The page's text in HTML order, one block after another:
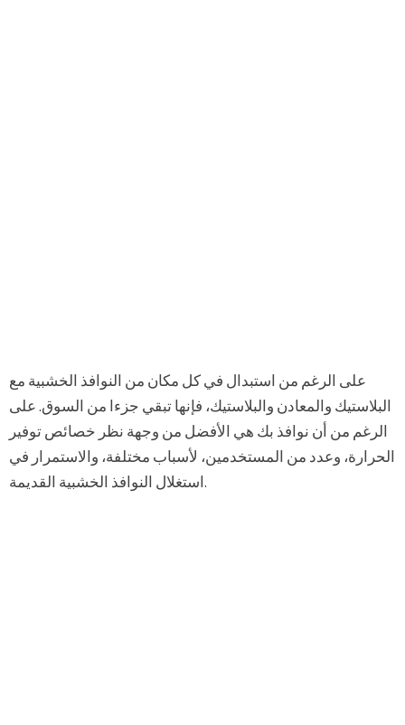
على الرغم من استبدال في كل مكان من النوافذ الخشبية مع
البلاستيك والمعادن والبلاستيك، فإنها تبقي جزءا من السوق. على
الرغم من أن نوافذ بك هي الأفضل من وجهة نظر خصائص توفير
الحرارة، وعدد من المستخدمين، لأسباب مختلفة، والاستمرار في
استغلال النوافذ الخشبية القديمة.